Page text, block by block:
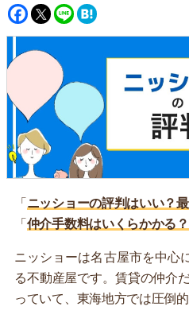
Facebook
Twitter
Line
「 ニッショーの評判はいい？
「 仲介手数料はいくらかかる？
ニッショーは名古屋市を中心
る不動産屋です。賃貸の仲介
っていて、東海地方では圧倒